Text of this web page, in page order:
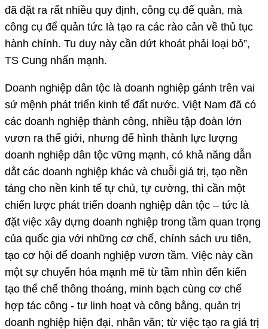
đã đặt ra rất nhiều quy định, công cụ để quản, mà
công cụ để quản tức là tạo ra các rào cản về thủ tục
hành chính. Tu duy này cần dứt khoát phải loại bỏ”,
TS Cung nhấn mạnh.
Doanh nghiệp dân tộc là doanh nghiệp gánh trên vai
sứ mệnh phát triển kinh tế đất nước. Việt Nam đã có
các doanh nghiệp thành công, nhiều tập đoàn lớn
vươn ra thế giới, nhưng để hình thành lực lượng
doanh nghiệp dân tộc vững mạnh, có khả năng dẫn
dắt các doanh nghiệp khác và chuỗi giá trị, tạo nền
tảng cho nền kinh tế tự chủ, tự cường, thì cần một
chiến lược phát triển doanh nghiệp dân tộc – tức là
đặt việc xây dựng doanh nghiệp trong tầm quan trọng
của quốc gia với những cơ chế, chính sách ưu tiên,
tạo cơ hội để doanh nghiệp vươn tầm. Việc này cần
một sự chuyển hóa mạnh mẽ từ tầm nhìn đến kiến
tạo thể chế thông thoáng, minh bạch cùng cơ chế
hợp tác công - tư linh hoạt và công bằng, quản trị
doanh nghiệp hiện đại, nhân văn; từ việc tạo ra giá trị